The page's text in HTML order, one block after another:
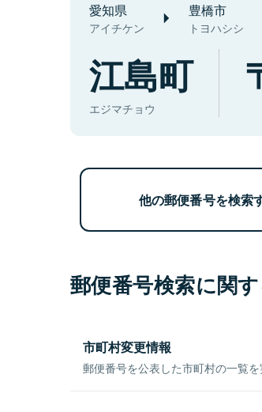
愛知県
アイチケン
豊橋市
トヨハシシ
江島町
エジマチョウ
他の郵便番号を検索
郵便番号検索に関
市町村変更情報
郵便番号を公表した市町村の一覧